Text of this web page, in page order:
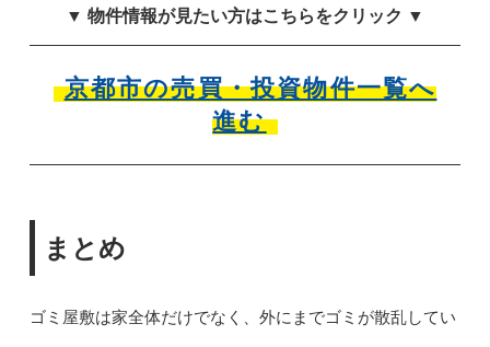
▼ 物件情報が見たい方はこちらをクリック ▼
京都市の売買・投資物件一覧へ
進む
まとめ
ゴミ屋敷は家全体だけでなく、外にまでゴミが散乱してい